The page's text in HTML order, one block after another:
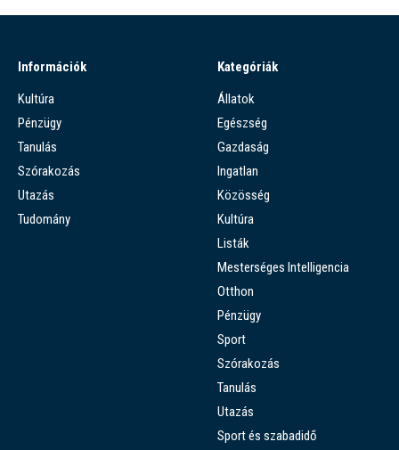
Információk
Kultúra
Pénzügy
Tanulás
Szórakozás
Utazás
Tudomány
Kategóriák
Állatok
Egészség
Gazdaság
Ingatlan
Közösség
Kultúra
Listák
Mesterséges Intelligencia
Otthon
Pénzügy
Sport
Szórakozás
Tanulás
Utazás
Sport és szabadidő